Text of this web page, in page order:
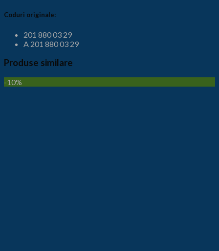
Coduri originale:
201 880 03 29
A 201 880 03 29
Produse similare
-10%